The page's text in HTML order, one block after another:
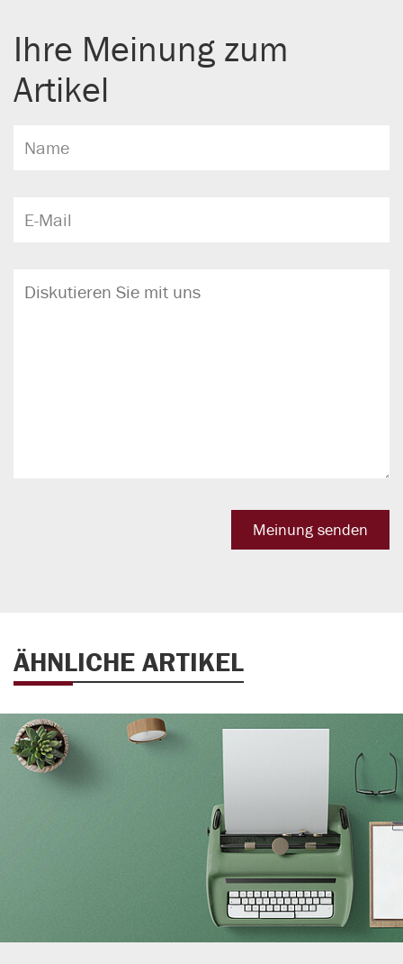
Ihre Meinung zum
Artikel
ÄHNLICHE ARTIKEL